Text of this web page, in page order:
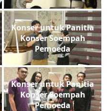
Konser untuk Panitia
Konser Soempah
Pemoeda
Konser untuk Panitia
Konser Soempah
Pemoeda